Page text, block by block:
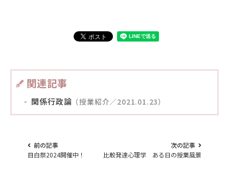
関連記事
関係行政論 （授業紹介／2021.01.23）
前の記事
目白祭2024開催中！
次の記事
比較発達心理学 ある日の授業風景